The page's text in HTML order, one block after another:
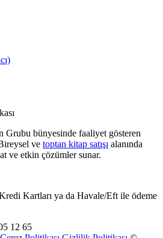
Grubu bünyesinde faaliyet gösteren
ve toptan kitap satışı alanında
ve etkin çözümler sunar.
Kartları ya da Havale/Eft ile ödeme
12 65